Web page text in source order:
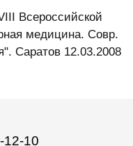
Всероссийской
медицина. Совр.
Саратов 12.03.2008
12-10